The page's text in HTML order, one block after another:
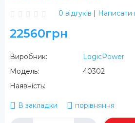
0 відгуків | Написати
22560грн
Виробник:
LogicPower
Модель:
40302
Наявність:
В закладки порівняння